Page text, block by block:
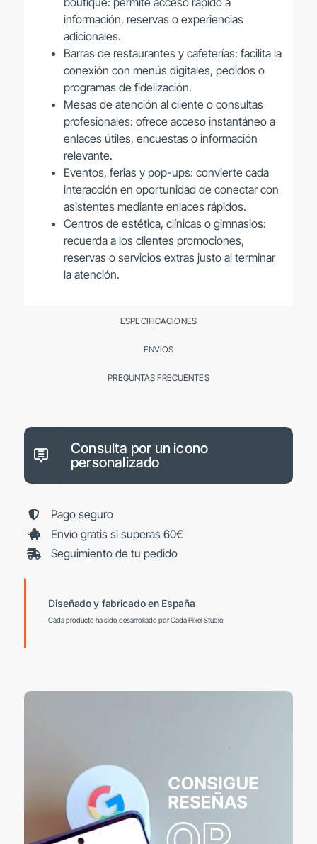
información, reservas o experiencias
adicionales.
Barras de restaurantes y cafeterías: facilita la
conexión con menús digitales, pedidos o
programas de fidelización.
Mesas de atención al cliente o consultas
profesionales: ofrece acceso instantáneo a
enlaces útiles, encuestas o información
relevante.
Eventos, ferias y pop-ups: convierte cada
interacción en oportunidad de conectar con
asistentes mediante enlaces rápidos.
Centros de estética, clínicas o gimnasios:
recuerda a los clientes promociones,
reservas o servicios extras justo al terminar
la atención.
ESPECIFICACIONES
ENVÍOS
PREGUNTAS FRECUENTES
Consulta por un icono
personalizado
Pago seguro
Envío gratis si superas 60€
Seguimiento de tu pedido
Diseñado y fabricado en España
Cada producto ha sido desarrollado por Cada Pixel Studio